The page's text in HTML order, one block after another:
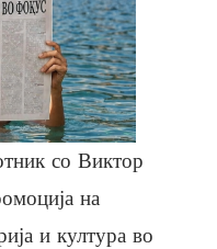
со Виктор
на
и култура во